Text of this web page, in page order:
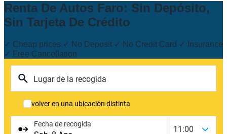
Renta De Autos Faro: Sin Depósito,
Sin Tarjeta De Crédito
✓ Cheap prices ✓ No Deposit ✓ No Credit Card ✓ Insurance
✓ Free Cancellation